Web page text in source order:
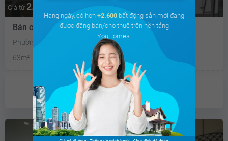
Giá từ 2.7 tỷ Thương lượng
Bán officetel The Gold View
Phường 1, Quận 4, Hồ Chí Minh
63m²
Tây Nam
Chưa có ưu đãi
Hàng ngày, có hơn +2.600 bất động sản mới đang
được đăng bán/cho thuê trên nền tảng
YouHomes.